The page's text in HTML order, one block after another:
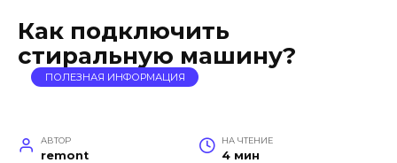
Как подключить
стиральную машину?
ПОЛЕЗНАЯ ИНФОРМАЦИЯ
АВТОР
remont
НА ЧТЕНИЕ
4 мин